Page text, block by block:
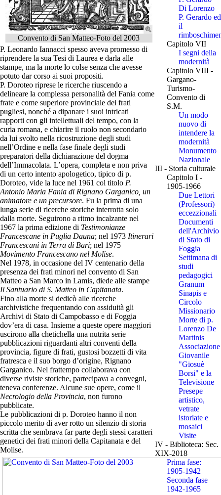
Convento di San Matteo-Foto del 2003
P. Leonardo Iannacci spesso aveva promesso di
riprendere la sua Tesi di Laurea e darla alle
stampe, ma la morte lo colse senza che avesse
potuto dar corso ai suoi propositi.
P. Doroteo riprese le ricerche riuscendo a
delineare la complessa personalità del Fania come
frate e come superiore provinciale dei frati
pugliesi, nonché a dipanare i suoi intricati
rapporti con gli intellettuali del tempo, con la
curia romana, e chiarire il ruolo non secondario
da lui svolto nella ricostruzione degli studi
nell’Ordine e nella fase finale degli studi
preparatori della dichiarazione del dogma
dell’Immacolata. L’opera, completa e non priva
di un certo intento apologetico, tipico di p.
Doroteo, vide la luce nel 1961 col titolo P.
Antonio Maria Fania di Rignano Garganico, un
animatore e un precursore. Fu la prima di una
lunga serie di ricerche storiche interrotta solo
dalla morte. Seguirono a ritmo incalzante nel
1967 la prima edizione di Testimonianze
Francescane in Puglia Dauna; nel 1973 Itinerari
Francescani in Terra di Bari; nel 1975
Movimento Francescano nel Molise.
Nel 1978, in occasione del IV centenario della
presenza dei frati minori nel convento di San
Matteo a San Marco in Lamis, diede alle stampe
Il Santuario di S. Matteo in Capitanata.
Fino alla morte si dedicò alle ricerche
archivistiche frequentando con assiduità gli
Archivi di Stato di Campobasso e di Foggia
dov’era di casa. Insieme a queste opere maggiori
uscirono alla chetichella una nutrita serie
pubblicazioni riguardanti altri conventi della
provincia, figure di frati, gustosi bozzetti di vita
fratresca e il suo borgo d’origine, Rignano
Garganico. Nel frattempo collaborava con
diverse riviste storiche, partecipava a convegni,
teneva conferenze. Alcune sue opere, come il
Necrologio della Provincia, non furono
pubblicate.
Le pubblicazioni di p. Doroteo hanno il non
piccolo merito di aver rotto un silenzio di storia
scritta che sembrava far parte degli stessi caratteri
genetici dei frati minori della Capitanata e del
Molise.
Di Lorenzo
P. Gerardo ed
il
Capitolo VII
I segni della
modernità
Capitolo VIII -
Gargano-
Turismo-
Convento di
S.M.
Un modo
nuovo di
intendere la
modernità
Monumento
Nazionale
III - Storia culturale
Capitolo I -
1905-1966
Due Lettori
(Professori)
eccezzionali
Documenti
dell'Archivio
di Stato di
Foggia
Settimana di
studi
pedagogici
Granum
Sinapis e
Circolo
Missionario
Morte di p.
Lorenzo De
Martinis
Associazione
Giovanile
"Giosuè
Borsi" e la
Televisione
Presepe
artistico,
vetrate
istoriate e
mosaici
Visite
IV - Biblioteca: Sec.
XIX-2018
Prima fase:
1905-1942
Seconda fase
1942-1965